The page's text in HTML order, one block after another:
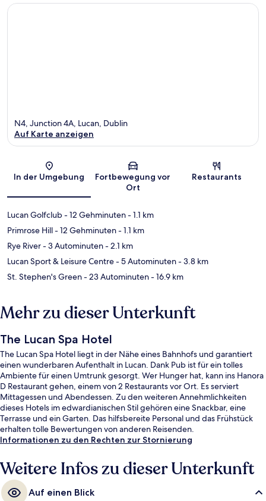
Karte
N4, Junction 4A, Lucan, Dublin
Auf Karte anzeigen
In der Umgebung
Fortbewegung vor
Ort
Restaurants
Lucan Golfclub- 12 Gehminuten- 1.1 km
Primrose Hill- 12 Gehminuten- 1.1 km
Rye River- 3 Autominuten- 2.1 km
Lucan Sport & Leisure Centre- 5 Autominuten- 3.8 km
St. Stephen's Green- 23 Autominuten- 16.9 km
Mehr zu dieser Unterkunft
The Lucan Spa Hotel
The Lucan Spa Hotel liegt in der Nähe eines Bahnhofs und garantiert
einen wunderbaren Aufenthalt in Lucan. Dank Pub ist für ein tolles
Ambiente für einen Umtrunk gesorgt. Wer Hunger hat, kann ins Hanora
D Restaurant gehen, einem von 2 Restaurants vor Ort. Es serviert
Mittagessen und Abendessen. Zu den weiteren Annehmlichkeiten
dieses Hotels im edwardianischen Stil gehören eine Snackbar, eine
Terrasse und ein Garten. Das hilfsbereite Personal und das Frühstück
erhalten tolle Bewertungen von anderen Reisenden.
Informationen zu den Rechten zur Stornierung
Weitere Infos zu dieser Unterkunft
Auf einen Blick